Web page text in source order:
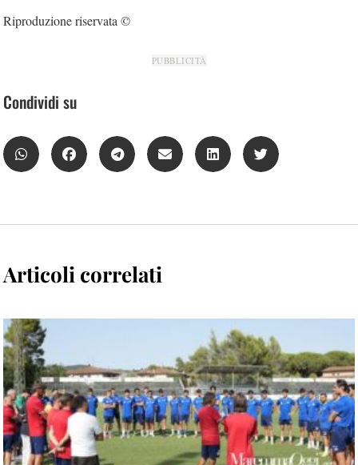
Riproduzione riservata ©
PUBBLICITÀ
Condividi su
Articoli correlati